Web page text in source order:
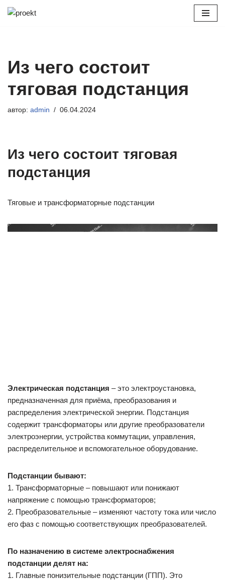
Из чего состоит
тяговая подстанция
автор: admin 06.04.2024
Из чего состоит тяговая
подстанция
Тяговые и трансформаторные подстанции
Электрическая подстанция – это электроустановка,
предназначенная для приёма, преобразования и
распределения электрической энергии. Подстанция
содержит трансформаторы или другие преобразователи
электроэнергии, устройства коммутации, управления,
распределительное и вспомогательное оборудование.
Подстанции бывают:
1. Трансформаторные – повышают или понижают
напряжение с помощью трансформаторов;
2. Преобразовательные – изменяют частоту тока или число
его фаз с помощью соответствующих преобразователей.
По назначению в системе электроснабжения
подстанции делят на:
1. Главные понизительные подстанции (ГПП). Это